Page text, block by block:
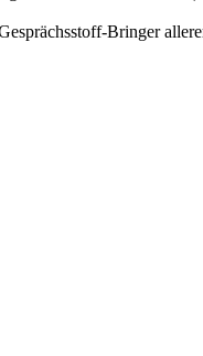
Bringer